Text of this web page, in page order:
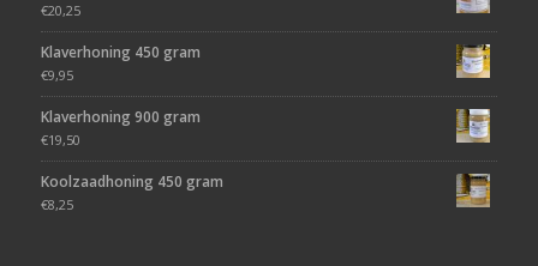
€20,25
Klaverhoning 450 gram
€9,95
Klaverhoning 900 gram
€19,50
Koolzaadhoning 450 gram
€8,25